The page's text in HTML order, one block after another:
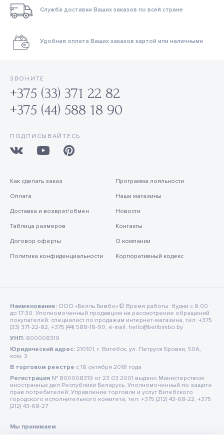
Служба доставки Ваших заказов по всей стране
Удобная оплата Ваших заказов картой или наличными
ЗВОНИТЕ
+375 (33) 371 22 82
+375 (44) 588 18 90
ПОДПИСЫВАЙТЕСЬ
Как сделать заказ
Оплата
Доставка и возврат/обмен
Таблица размеров
Договор оферты
Политика конфиденциальности
Программа лояльности
Наши магазины
Новости
Контакты
О компании
Корпоративный кодекс
Наименование: ООО «Белль Бимбо» © Время работы: будни с 8:00
до 17:30. Уполномоченный продавцом на рассмотрение обращений
покупателей: специалист по продажам интернет-магазина, тел: +375
(33) 371-22-82, +375 (44) 588-18-90, e-mail: hello@bellbimbo.by
УНП: 800008319
Юридический адрес: 210101, г. Витебск, ул. Петруся Бровки, 50А,
ком. 3
В торговом реестре c 18 октября 2018 года
Регистрация № 800008319 от 23.03.2001 выдано Министерством
иностранных дел Республики Беларусь. Уполномоченный по защите
прав потребителей: Управление торговли и услуг Витебского
городского исполнительного комитета, тел: +375 (212) 43-68-22, +375
(212) 43-68-27
Мы принимаем